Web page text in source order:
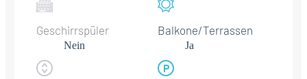
Geschirrspüler
Nein
Balkone/Terrassen
Ja